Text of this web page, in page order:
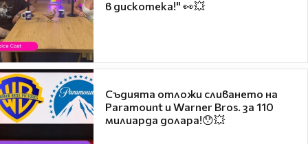
в дискотека!" 👀💥
Съдията отложи сливането на
Paramount и Warner Bros. за 110
милиарда долара!😯💥